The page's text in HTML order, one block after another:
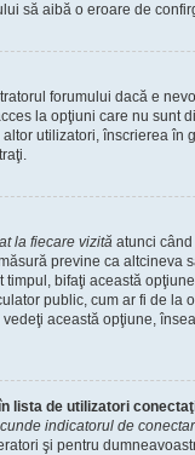
să aibă o eroare de
forumului dacă e
la opţiuni care nu sunt
utilizatori, înscrierea în
la fiecare vizită atunci
previne ca altcineva
bifaţi această
public, cum ar fi de la
această opţiune,
lista de utilizatori
indicatorul de
şi pentru